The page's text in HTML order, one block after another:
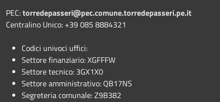
PEC:torredepasseri@pec.comune.torredepasseri.pe.it
Centralino Unico: +39 085 8884321
Codici univoci uffici:
Settore finanziario: XGFFFW
Settore tecnico: 3GX1X0
Settore amministrativo: QB17NS
Segreteria comunale: Z9B382